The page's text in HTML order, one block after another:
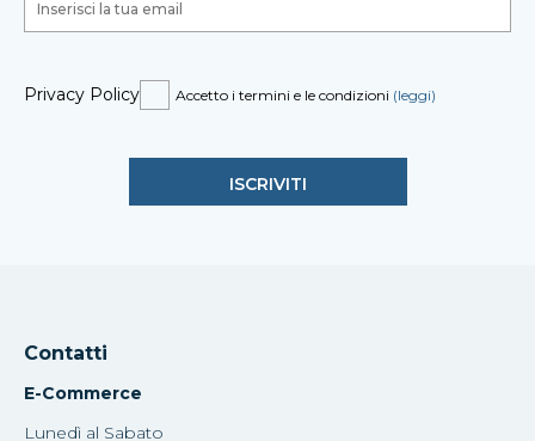
Privacy Policy Accetto i termini e le condizioni (leggi)
Contatti
E-Commerce
Lunedì al Sabato